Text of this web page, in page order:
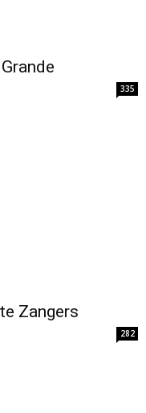
335
Zangers
282